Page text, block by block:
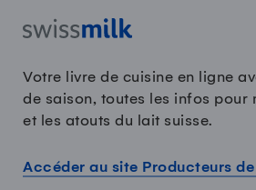
Votre livre de cuisine en ligne
de saison, toutes les infos pour
et les atouts du lait suisse.
Accéder au site Producteurs